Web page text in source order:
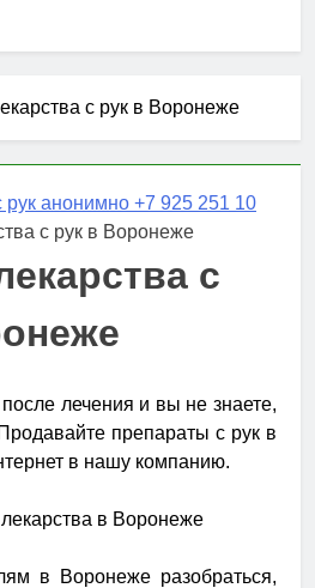
с рук в Воронеже
рук анонимно +7 925 251 10
с рук в Воронеже
с
лечения и вы не знаете,
препараты с рук в
в нашу компанию.
в Воронеже
в Воронеже разобраться,